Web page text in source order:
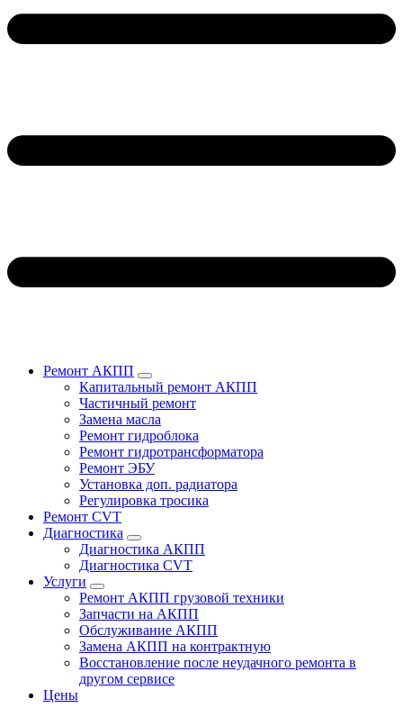
Ремонт АКПП
Капитальный ремонт АКПП
Частичный ремонт
Замена масла
Ремонт гидроблока
Ремонт гидротрансформатора
Ремонт ЭБУ
Установка доп. радиатора
Регулировка тросика
Ремонт CVT
Диагностика
Диагностика АКПП
Диагностика CVT
Услуги
Ремонт АКПП грузовой техники
Запчасти на АКПП
Обслуживание АКПП
Замена АКПП на контрактную
Восстановление после неудачного ремонта в
другом сервисе
Цены